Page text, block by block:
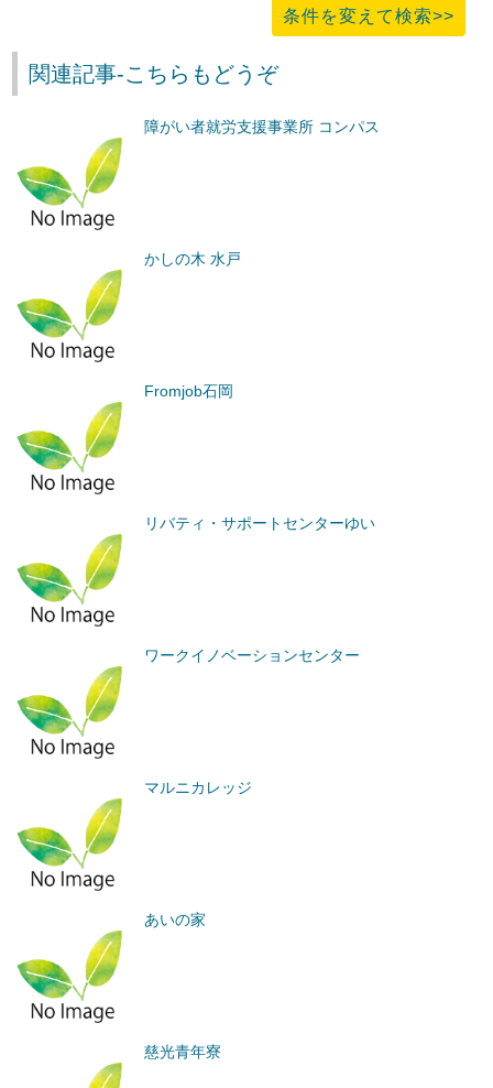
条件を変えて検索>>
関連記事-こちらもどうぞ
障がい者就労支援事業所 コンパス
かしの木 水戸
Fromjob石岡
リバティ・サポートセンターゆい
ワークイノベーションセンター
マルニカレッジ
あいの家
慈光青年寮